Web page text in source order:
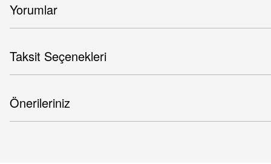
Yorumlar
Taksit Seçenekleri
Önerileriniz